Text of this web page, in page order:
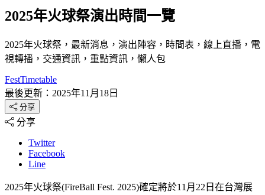
2025年火球祭演出時間一覽
2025年火球祭，最新消息，演出陣容，時間表，線上直播，電
視轉播，交通資訊，重點資訊，懶人包
FestTimetable
最後更新：2025年11月18日
分享
分享
Twitter
Facebook
Line
2025年火球祭(FireBall Fest. 2025)確定將於11月22日在台灣展